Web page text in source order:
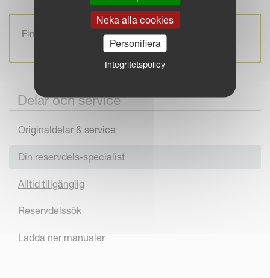
Find Your Country Contact
Delar och service
Originaldelar & service
Din reservdels-specialist
Alltid tillgänglig
Reservdelssök
Ladda ner manualer
Neka alla cookies
Personifiera
Integritetspolicy